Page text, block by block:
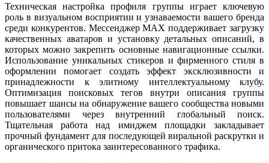
Техническая настройка профиля группы играет ключевую
роль в визуальном восприятии и узнаваемости вашего бренда
среди конкурентов. Мессенджер MAX поддерживает загрузку
качественных аватаров и установку детальных описаний, в
которых можно закрепить основные навигационные ссылки.
Использование уникальных стикеров и фирменного стиля в
оформлении помогает создать эффект эксклюзивности и
принадлежности к элитному интеллектуальному клубу.
Оптимизация поисковых тегов внутри описания группы
повышает шансы на обнаружение вашего сообщества новыми
пользователями через внутренний глобальный поиск.
Тщательная работа над имиджем площадки закладывает
прочный фундамент для последующей виральной раскрутки и
органического притока заинтересованного трафика.